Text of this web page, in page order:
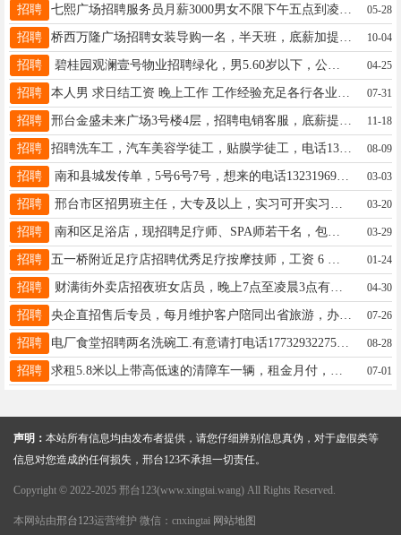
招聘 05-28
招聘 10-04
招聘 碧桂园观澜壹号物业招聘绿化，男5.60岁以下，公休四天，电话13363786396 04-25
招聘 07-31
招聘 11-18
招聘 招聘洗车工，汽车美容学徒工，贴膜学徒工，电话13333091882 08-09
招聘 南和县城发传单，5号6号7号，想来的电话13231969936 03-03
招聘 03-20
招聘 南和区足浴店，现招聘足疗师、SPA师若干名，包吃包住待遇优厚，有意者☎️18333933576同微 03-29
招聘 01-24
招聘 财满街外卖店招夜班女店员，晚上7点至凌晨3点有经验优先，要求干活利索，有责任心.工资准时，电话15530928080 04-30
招聘 央企直招售后专员，每月维护客户陪同出省旅游，办理售后业务，大专以上24-45，双休，地点北国电19931900526 07-26
招聘 电厂食堂招聘两名洗碗工.有意请打电话17732932275。 19565677721 08-28
招聘 07-01
声明： 本站所有信息均由发布者提供，请您仔细辨别信息真伪，对于虚假类等
信息对您造成的任何损失，邢台123不承担一切责任。
Copyright © 2022-2025 邢台123(www.xingtai.wang) All Rights Reserved.
本网站由邢台123运营维护 微信：cnxingtai 网站地图